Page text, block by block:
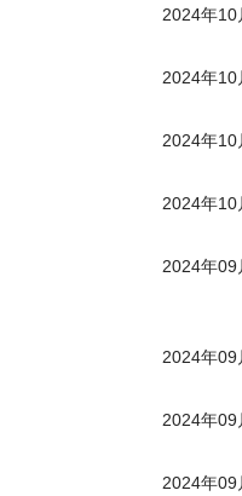
2024年10
2024年10
2024年10
2024年10
2024年09
2024年09
2024年09
2024年09